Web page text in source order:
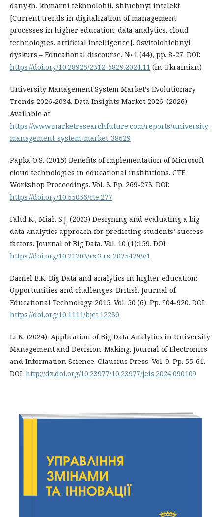
danykh, khmarni tekhnolohii, shtuchnyi intelekt
[Current trends in digitalization of management
processes in higher education: data analytics, cloud
technologies, artificial intelligence]. Osvitolohichnyi
dyskurs – Educational discourse, № 1 (44), pp. 8-27. DOI:
https://doi.org/10.28925/2312-5829.2024.11 (in Ukrainian)
University Management System Market’s Evolutionary
Trends 2026-2034. Data Insights Market 2026. (2026)
Available at:
https://www.marketresearchfuture.com/reports/university-
management-system-market-38629
Papka O.S. (2015) Benefits of implementation of Microsoft
cloud technologies in educational institutions. CTE
Workshop Proceedings. Vol. 3. Pp. 269-273. DOI:
https://doi.org/10.55056/cte.277
Fahd K., Miah S.J. (2023) Designing and evaluating a big
data analytics approach for predicting students’ success
factors. Journal of Big Data. Vol. 10 (1):159. DOI:
https://doi.org/10.21203/rs.3.rs-2075479/v1
Daniel B.K. Big Data and analytics in higher education:
Opportunities and challenges. British Journal of
Educational Technology. 2015. Vol. 50 (6). Рp. 904-920. DOI:
https://doi.org/10.1111/bjet.12230
Li K. (2024). Application of Big Data Analytics in University
Management and Decision-Making. Journal of Electronics
and Information Science. Clausius Press. Vol. 9. Рp. 55-61.
DOI: http://dx.doi.org/10.23977/10.23977/jeis.2024.090109